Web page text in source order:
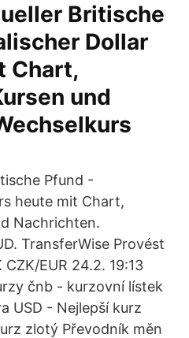
Britische
Dollar
Chart,
und
Pfund -
heute mit Chart,
Nachrichten.
TransferWise Provést
EUR 24.2. 19:13
čnb - kurzovní lístek
USD - Nejlepší kurz
zlotý Převodník měn